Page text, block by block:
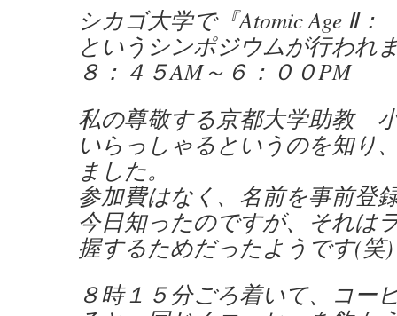
シカゴ大学で『Atomic Age Ⅱ
というシンポジウムが行われ
８：４５AM～６：００PM
私の尊敬する京都大学助教
いらっしゃるというのを知り
ました。
参加費はなく、名前を事前登
今日知ったのですが、それは
握するためだったようです(笑)
８時１５分ごろ着いて、コー